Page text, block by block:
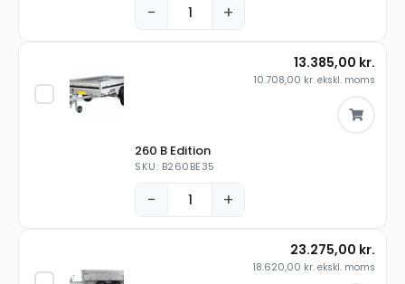
− +
260 B Edition
SKU: B260BE35
− +
13.385,00 kr.
10.708,00 kr. ekskl. moms
23.275,00 kr.
18.620,00 kr. ekskl. moms